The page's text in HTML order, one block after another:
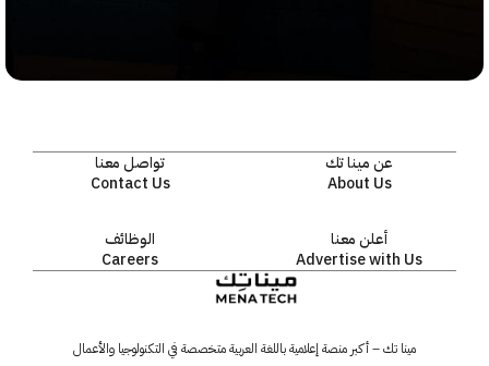
عن مينا تك
About Us
تواصل معنا
Contact Us
أعلن معنا
Advertise with Us
الوظائف
Careers
مينا تك – أكبر منصة إعلامية باللغة العربية متخصصة في التكنولوجيا والأعمال